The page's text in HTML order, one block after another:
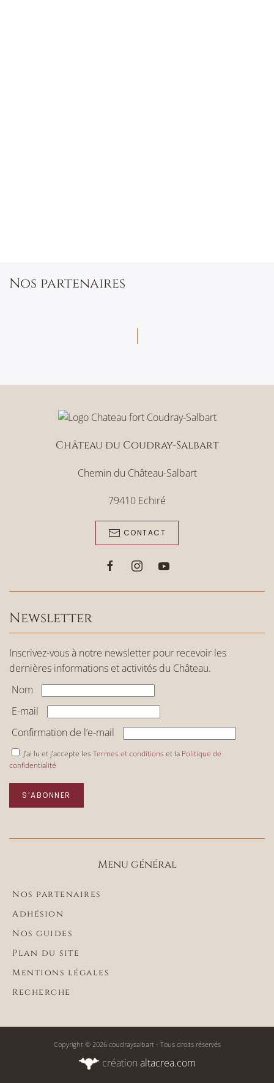
Nos partenaires
Château du Coudray-Salbart
Chemin du Château-Salbart
79410 Echiré
CONTACT
Newsletter
Inscrivez-vous à notre newsletter pour recevoir les
dernières informations et activités du Château.
Nom
E-mail
Confirmation de l’e-mail
J’ai lu et j’accepte les Termes et conditions et la Politique de
confidentialité
S’ABONNER
Menu général
Nos partenaires
Adhésion
Nos guides
Plan du site
Mentions légales
Recherche
Copyright © 2026 coudraysalbart - Tous droits réservés
création altacrea.com